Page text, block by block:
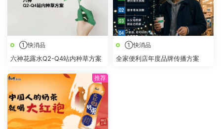
①快消品
六神花露水Q2-Q4站内种草方案
①快消品
全家便利店年度品牌传播方案